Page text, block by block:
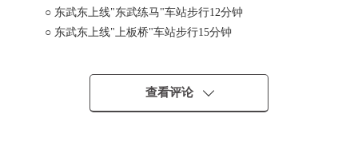
○ 东武东上线"东武练马"车站步行12分钟
○ 东武东上线"上板桥"车站步行15分钟
公共汽车[光02]所要时间5分公交站练马北町车库"步行2分
○ 可以3车站3路线使用
查看评论